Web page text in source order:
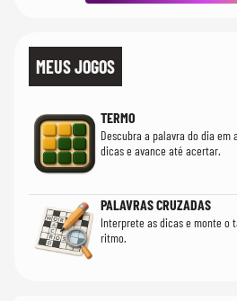
MEUS JOGOS
TERMO
Descubra a palavra do dia em
dicas e avance até acertar.
PALAVRAS CRUZADAS
Interprete as dicas e monte o
ritmo.